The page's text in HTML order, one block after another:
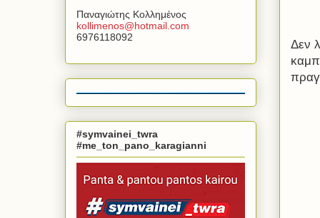
Δεν
Παναγιώτης Κολλημένος
kollimenos@hotmail com
6976118092
#symvainei_twra
#me_ton_pano_karagianni